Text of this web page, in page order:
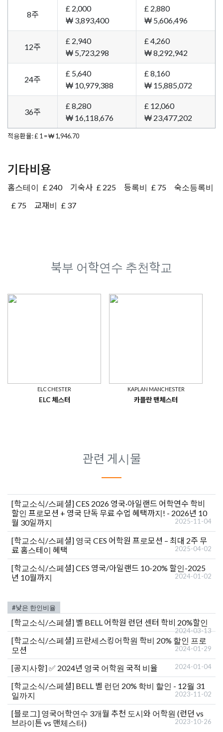
8주
£ 2,000
₩ 3,893,400
£ 2,880
₩ 5,606,496
12주
£ 2,940
₩ 5,723,298
£ 4,260
₩ 8,292,942
24주
£ 5,640
₩ 10,979,388
£ 8,160
₩ 15,885,072
36주
£ 8,280
₩ 16,118,676
£ 12,060
₩ 23,477,202
적용환율: £ 1 = ₩ 1,946.70
기타비용
홈스테이 £ 240 기숙사 £ 225 등록비 £ 75
숙소등록비
£ 75
교재비 £ 37
북부 어학연수 추천학교
ELC CHESTER
ELC 체스터
KAPLAN MANCHESTER
카플란 맨체스터
관련 게시물
[학교소식/스페셜]CES 2026 영국·아일랜드 어학연수 학비
할인 프로모션 + 영국 단독 무료 수업 혜택까지! - 2026년 10
월 30일까지
2025-11-04
[학교소식/스페셜] 영국 CES 어학원 프로모션 – 최대 2주 무
료 홈스테이 혜택
2025-04-02
[학교소식/스페셜]CES 영국/아일랜드 10-20% 할인-2025
년 10월까지
2024-01-02
#낮은 한인비율
[학교소식/스페셜] 벨 BELL 어학원 런던 센터 학비 20%할인
2024-03-13
[학교소식/스페셜] 프란세스킹어학원 학비 20% 할인 프로
모션
2024-01-29
[공지사항]✅ 2024년 영국 어학원 국적 비율 2024-01-04
[학교소식/스페셜] BELL 벨 런던 20% 학비 할인 - 12월 31
일까지
2023-11-02
[블로그] 영국어학연수 3개월 추천 도시와 어학원 (런던 vs
브라이튼 vs 맨체스터)
2023-10-26